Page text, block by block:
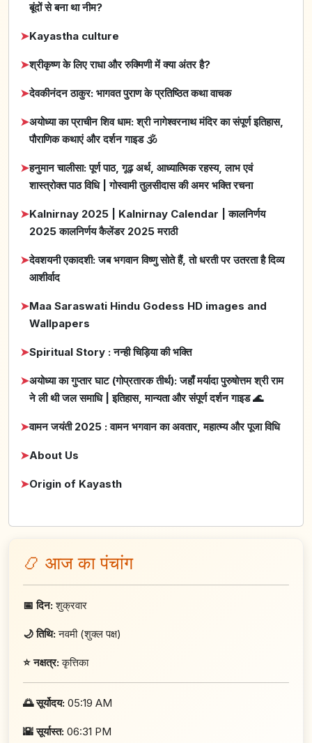
बूंदों से बना था नीम?
➤Kayastha culture
➤श्रीकृष्ण के लिए राधा और रुक्मिणी में क्या अंतर है?
➤देवकीनंदन ठाकुर: भागवत पुराण के प्रतिष्ठित कथा वाचक
➤अयोध्या का प्राचीन शिव धाम: श्री नागेश्वरनाथ मंदिर का संपूर्ण इतिहास,
पौराणिक कथाएं और दर्शन गाइड 🕉️
➤हनुमान चालीसा: पूर्ण पाठ, गूढ़ अर्थ, आध्यात्मिक रहस्य, लाभ एवं
शास्त्रोक्त पाठ विधि | गोस्वामी तुलसीदास की अमर भक्ति रचना
➤Kalnirnay 2025 | Kalnirnay Calendar | कालनिर्णय
2025 कालनिर्णय कैलेंडर 2025 मराठी
➤देवशयनी एकादशी: जब भगवान विष्णु सोते हैं, तो धरती पर उतरता है दिव्य
आशीर्वाद
➤Maa Saraswati Hindu Godess HD images and
Wallpapers
➤Spiritual Story : नन्ही चिड़िया की भक्ति
➤अयोध्या का गुप्तार घाट (गोप्रतारक तीर्थ): जहाँ मर्यादा पुरुषोत्तम श्री राम
ने ली थी जल समाधि | इतिहास, मान्यता और संपूर्ण दर्शन गाइड 🌊
➤वामन जयंती 2025 : वामन भगवान का अवतार, महात्म्य और पूजा विधि
➤About Us
➤Origin of Kayasth
📿 आज का पंचांग
📅 दिन:शुक्रवार
🌙 तिथि:नवमी (शुक्ल पक्ष)
⭐ नक्षत्र:कृत्तिका
🌅 सूर्योदय: 05:19 AM
🌇 सूर्यास्त: 06:31 PM